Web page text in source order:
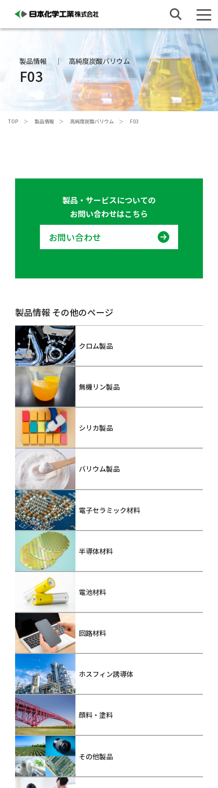
製品情報 高純度炭酸バリウム
F03
TOP 製品情報 高純度炭酸バリウム F03
製品・サービスについての
お問い合わせはこちら
お問い合わせ
製品情報 その他のページ
クロム製品
無機リン製品
シリカ製品
バリウム製品
電子セラミック材料
半導体材料
電池材料
回路材料
ホスフィン誘導体
顔料・塗料
その他製品